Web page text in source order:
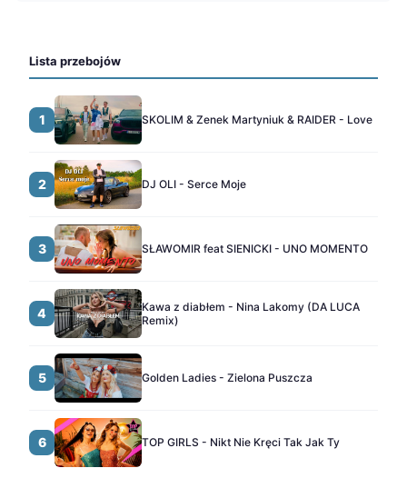
Lista przebojów
1 SKOLIM & Zenek Martyniuk & RAIDER - Love
2 DJ OLI - Serce Moje
3 SŁAWOMIR feat SIENICKI - UNO MOMENTO
4
Kawa z diabłem - Nina Lakomy (DA LUCA
Remix)
5 Golden Ladies - Zielona Puszcza
6 TOP GIRLS - Nikt Nie Kręci Tak Jak Ty